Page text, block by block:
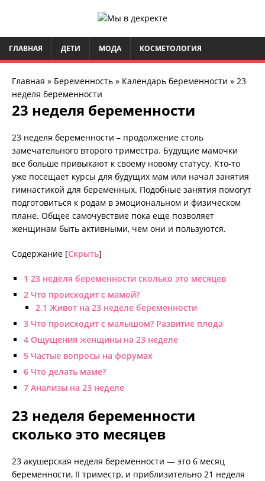
ГЛАВНАЯ ДЕТИ МОДА КОСМЕТОЛОГИЯ
Главная » Беременность » Календарь беременности » 23
неделя беременности
23 неделя беременности
23 неделя беременности – продолжение столь
замечательного второго триместра. Будущие мамочки
все больше привыкают к своему новому статусу. Кто-то
уже посещает курсы для будущих мам или начал занятия
гимнастикой для беременных. Подобные занятия помогут
подготовиться к родам в эмоциональном и физическом
плане. Общее самочувствие пока еще позволяет
женщинам быть активными, чем они и пользуются.
Содержание [Скрыть]
1 23 неделя беременности сколько это месяцев
2 Что происходит с мамой?
2.1 Живот на 23 неделе беременности
3 Что происходит с малышом? Развитие плода
4 Ощущения женщины на 23 неделе
5 Частые вопросы на форумах
6 Что делать маме?
7 Анализы на 23 неделе
23 неделя беременности
сколько это месяцев
23 акушерская неделя беременности — это 6 месяц
беременности, II триместр, и приблизительно 21 неделя